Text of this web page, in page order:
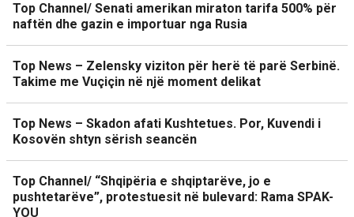
Top Channel/ Senati amerikan miraton tarifa 500% për
naftën dhe gazin e importuar nga Rusia
Top News – Zelensky viziton për herë të parë Serbinë.
Takime me Vuçiçin në një moment delikat
Top News – Skadon afati Kushtetues. Por, Kuvendi i
Kosovën shtyn sërish seancën
Top Channel/ “Shqipëria e shqiptarëve, jo e
pushtetarëve”, protestuesit në bulevard: Rama SPAK-
YOU